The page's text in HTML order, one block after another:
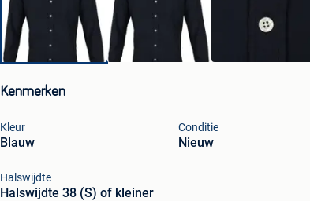
Kenmerken
Kleur
Blauw
Conditie
Nieuw
Halswijdte
Halswijdte 38 (S) of kleiner